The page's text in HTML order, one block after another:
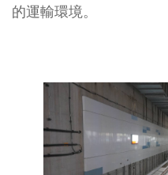
的運輸環境。